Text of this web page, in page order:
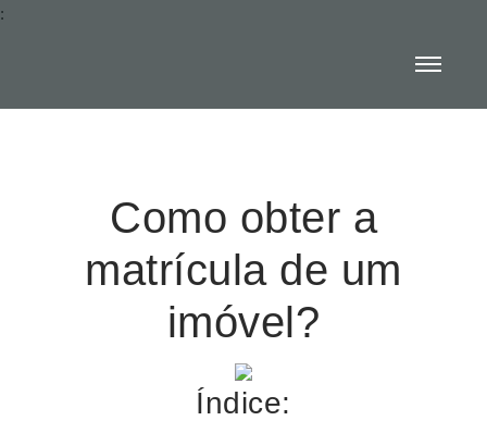
:
Como obter a
matrícula de um
imóvel?
Índice: